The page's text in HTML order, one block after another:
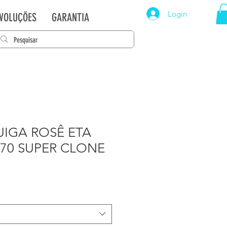
GARANTIA Login
ROSÊ ETA
SUPER CLONE